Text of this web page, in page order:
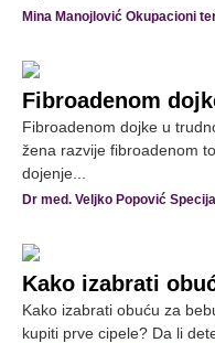
Mina Manojlović Okupacioni
Fibroadenom
Fibroadenom dojke u
žena razvije fibroadenom
dojenje...
Dr med. Veljko Popović
Kako izabrati
Kako izabrati obuću za
kupiti prve cipele? Da li